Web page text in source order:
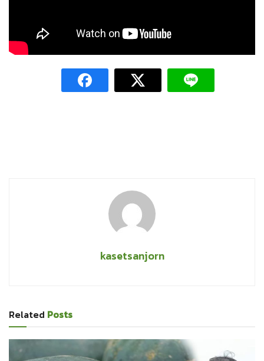
kasetsanjorn
Related Posts